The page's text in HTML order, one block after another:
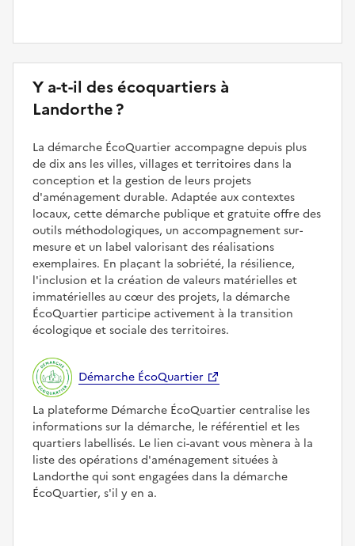
Y a-t-il des écoquartiers à
Landorthe ?
La démarche ÉcoQuartier accompagne depuis plus
de dix ans les villes, villages et territoires dans la
conception et la gestion de leurs projets
d'aménagement durable. Adaptée aux contextes
locaux, cette démarche publique et gratuite offre des
outils méthodologiques, un accompagnement sur-
mesure et un label valorisant des réalisations
exemplaires. En plaçant la sobriété, la résilience,
l'inclusion et la création de valeurs matérielles et
immatérielles au cœur des projets, la démarche
ÉcoQuartier participe activement à la transition
écologique et sociale des territoires.
Démarche ÉcoQuartier
La plateforme Démarche ÉcoQuartier centralise les
informations sur la démarche, le référentiel et les
quartiers labellisés. Le lien ci-avant vous mènera à la
liste des opérations d'aménagement situées à
Landorthe qui sont engagées dans la démarche
ÉcoQuartier, s'il y en a.